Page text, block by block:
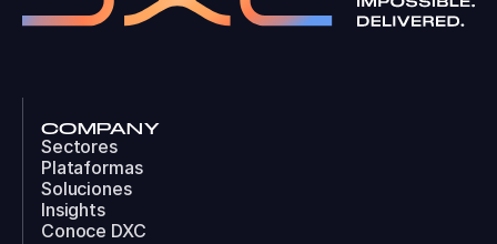
COMPANY
Sectores
Plataformas
Soluciones
Insights
Conoce DXC